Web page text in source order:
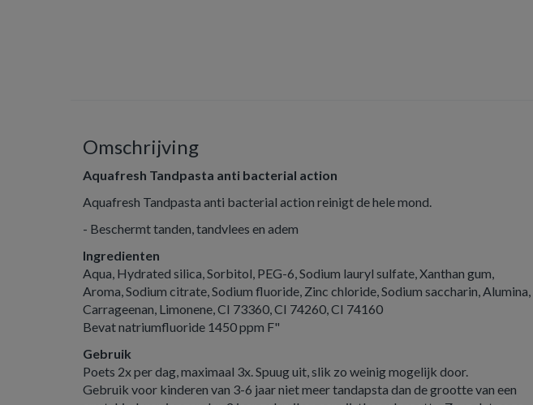
Omschrijving
Aquafresh Tandpasta anti bacterial action
Aquafresh Tandpasta anti bacterial action reinigt de hele mond.
- Beschermt tanden, tandvlees en adem
Ingredienten
Aqua, Hydrated silica, Sorbitol, PEG-6, Sodium lauryl sulfate, Xanthan gum,
Aroma, Sodium citrate, Sodium fluoride, Zinc chloride, Sodium saccharin, Alumina,
Carrageenan, Limonene, CI 73360, CI 74260, CI 74160
Bevat natriumfluoride 1450 ppm F"
Gebruik
Poets 2x per dag, maximaal 3x. Spuug uit, slik zo weinig mogelijk door.
Gebruik voor kinderen van 3-6 jaar niet meer tandapsta dan de grootte van een